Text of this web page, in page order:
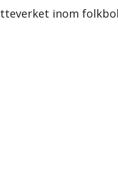
inom